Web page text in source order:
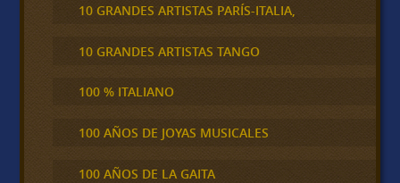
10 GRANDES ARTISTAS PARÍS-ITALIA,
10 GRANDES ARTISTAS TANGO
100 % ITALIANO
100 AÑOS DE JOYAS MUSICALES
100 AÑOS DE LA GAITA